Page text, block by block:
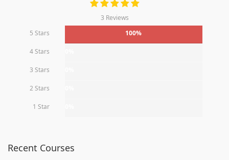
3 Reviews
5 Stars
100%
4 Stars
3 Stars
2 Stars
1 Star
Recent Courses